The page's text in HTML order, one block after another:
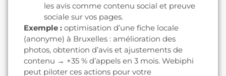
les avis comme contenu social et preuve
sociale sur vos pages.
Exemple : optimisation d’une fiche locale
(anonyme) à Bruxelles : amélioration des
photos, obtention d’avis et ajustements de
contenu → +35 % d’appels en 3 mois. Webiphi
peut piloter ces actions pour votre